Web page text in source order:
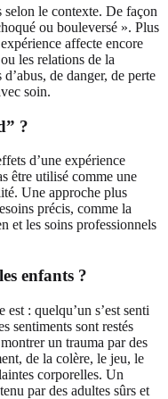
le contexte. De façon
ou bouleversé ». Plus
affecte encore
les relations de la
de danger, de perte
soin.
?
d’une expérience
être utilisé comme une
Une approche plus
précis, comme la
et les soins professionnels
enfants ?
: quelqu’un s’est senti
sentiments sont restés
un trauma par des
de la colère, le jeu, le
corporelles. Un
par des adultes sûrs et